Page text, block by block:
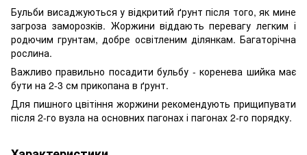
Бульби висаджуються у відкритий ґрунт після того, як мине
загроза заморозків. Жоржини віддають перевагу легким і
родючим грунтам, добре освітленим ділянкам. Багаторічна
рослина.
Важливо правильно посадити бульбу - коренева шийка має
бути на 2-3 см прикопана в ґрунт.
Для пишного цвітіння жоржини рекомендують прищипувати
після 2-го вузла на основних пагонах і пагонах 2-го порядку.